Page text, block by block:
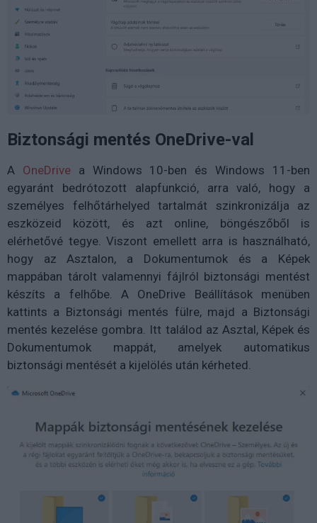
Biztonsági mentés OneDrive-val
A OneDrivea Windows 10-ben és Windows 11-ben
egyaránt bedrótozott alapfunkció, arra való, hogy a
személyes felhőtárhelyed tartalmát szinkronizálja az
eszközeid között, és azt online, böngészőből is
elérhetővé tegye. Viszont emellett arra is használható,
hogy az Asztalon, a Dokumentumok és a Képek
mappában tárolt valamennyi fájlról biztonsági mentést
készíts a felhőbe. A OneDrive Beállítások menüben
kattints a Biztonsági mentés fülre, majd a Biztonsági
mentés kezelése gombra. Itt találod az Asztal, Képek és
Dokumentumok mappát, amelyek automatikus
biztonsági mentését a kijelölés után kérheted.